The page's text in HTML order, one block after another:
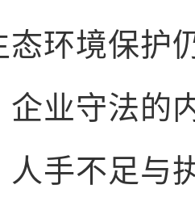
态环境保护
企业守法的
人手不足与